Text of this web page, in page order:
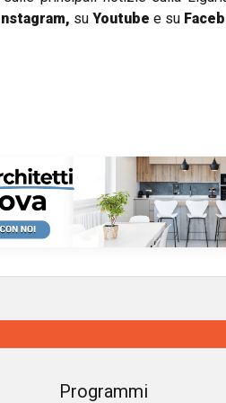
Instagram, su Youtube e su
Programmi